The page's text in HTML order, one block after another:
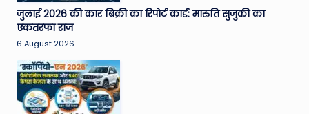
A
ro
u
n
d
जुलाई 2026 की कार बिक्री का रिपोर्ट कार्ड: मारुति सुजुकी का
एकतरफा राज
6 August 2026